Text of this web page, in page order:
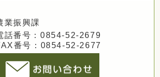
業振興課
話番号：0854-52-2679
番号：0854-52-2677